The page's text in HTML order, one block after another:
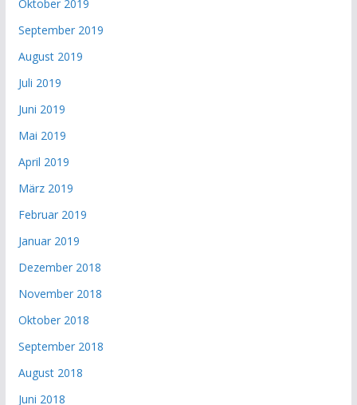
Oktober 2019
September 2019
August 2019
Juli 2019
Juni 2019
Mai 2019
April 2019
März 2019
Februar 2019
Januar 2019
Dezember 2018
November 2018
Oktober 2018
September 2018
August 2018
Juni 2018